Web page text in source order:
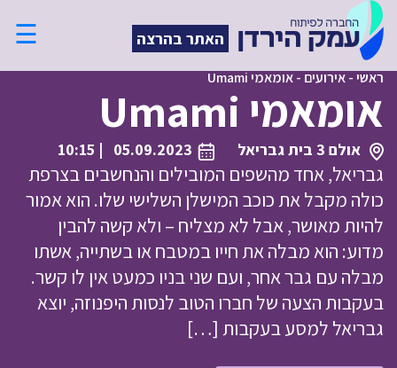
האתר בהרצה ☰
ראשי-אירועים -אומאמי Umami
אומאמי Umami
אולם 3 בית גבריאל 05.09.2023
| 10:15
גבריאל, אחד מהשפים המובילים והנחשבים בצרפת
כולה מקבל את כוכב המישלן השלישי שלו. הוא אמור
להיות מאושר, אבל לא מצליח – ולא קשה להבין
מדוע: הוא מבלה את חייו במטבח או בשתייה, אשתו
מבלה עם גבר אחר, ועם שני בניו כמעט אין לו קשר.
בעקבות הצעה של חברו הטוב לנסות היפנוזה, יוצא
גבריאל למסע בעקבות […]